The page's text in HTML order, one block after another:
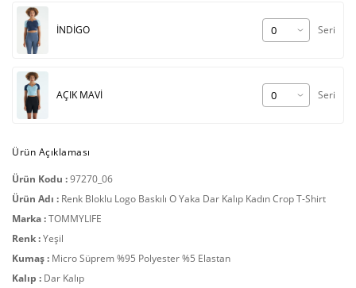
İNDİGO Seri
AÇIK MAVİ Seri
Ürün Açıklaması
Ürün Kodu :97270_06
Ürün Adı : Renk Bloklu Logo Baskılı O Yaka Dar Kalıp Kadın Crop T-Shirt
Marka :TOMMYLIFE
Renk :Yeşil
Kumaş : Micro Süprem %95 Polyester %5 Elastan
Kalıp : Dar Kalıp